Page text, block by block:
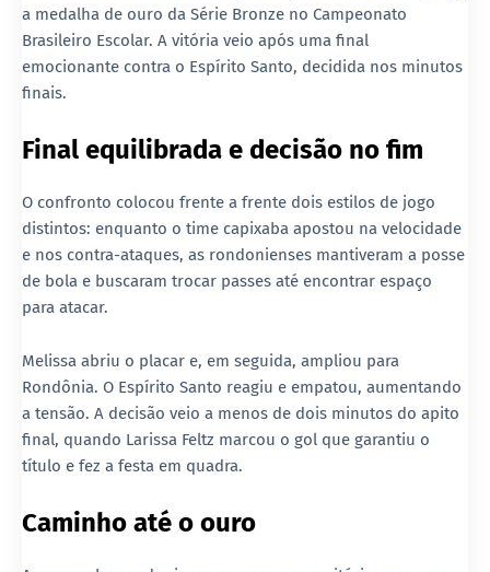
a medalha de ouro da Série Bronze no Campeonato
Brasileiro Escolar. A vitória veio após uma final
emocionante contra o Espírito Santo, decidida nos minutos
finais.
Final equilibrada e decisão no fim
O confronto colocou frente a frente dois estilos de jogo
distintos: enquanto o time capixaba apostou na velocidade
e nos contra-ataques, as rondonienses mantiveram a posse
de bola e buscaram trocar passes até encontrar espaço
para atacar.
Melissa abriu o placar e, em seguida, ampliou para
Rondônia. O Espírito Santo reagiu e empatou, aumentando
a tensão. A decisão veio a menos de dois minutos do apito
final, quando Larissa Feltz marcou o gol que garantiu o
título e fez a festa em quadra.
Caminho até o ouro